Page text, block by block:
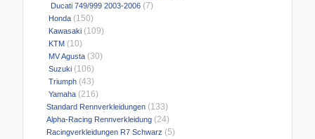
Ducati 749/999 2003-2006 (7)
Honda (150)
Kawasaki (109)
KTM (10)
MV Agusta (30)
Suzuki (106)
Triumph (43)
Yamaha (216)
Standard Rennverkleidungen (133)
Alpha-Racing Rennverkleidung (24)
Racingverkleidungen R7 Schwarz (5)